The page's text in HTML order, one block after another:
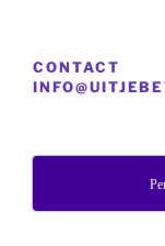
CONTACT